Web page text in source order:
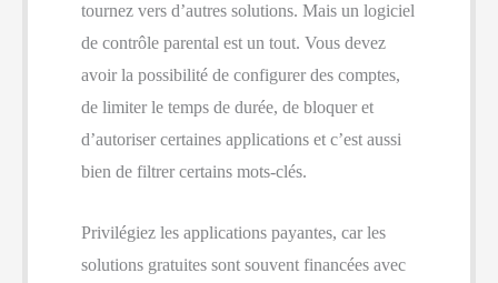
tournez vers d’autres solutions. Mais un logiciel
de contrôle parental est un tout. Vous devez
avoir la possibilité de configurer des comptes,
de limiter le temps de durée, de bloquer et
d’autoriser certaines applications et c’est aussi
bien de filtrer certains mots-clés.
Privilégiez les applications payantes, car les
solutions gratuites sont souvent financées avec